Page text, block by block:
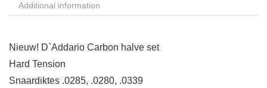
Additional information
Nieuw! D`Addario Carbon halve set
Hard Tension
Snaardiktes .0285, .0280, .0339